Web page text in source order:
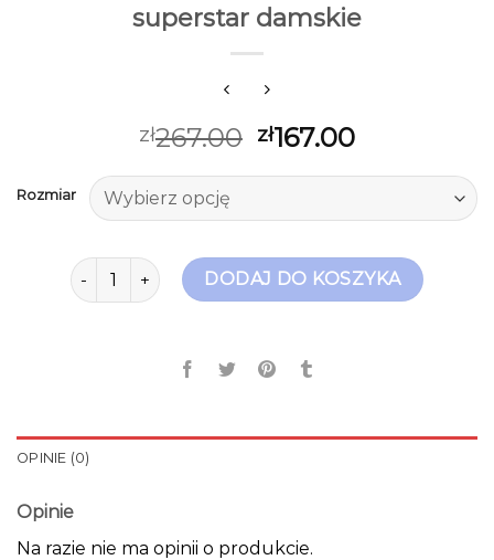
superstar damskie
zł267.00 zł167.00
Rozmiar
ilość superstar damskieDODAJ DO KOSZYKA
OPINIE (0)
Opinie
Na razie nie ma opinii o produkcie.